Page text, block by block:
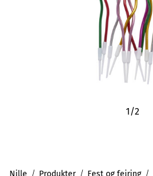
1/2
Nille Produkter Fest og feiring